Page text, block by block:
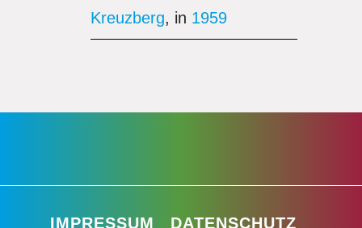
Kreuzberg, in 1959
IMPRESSUM DATENSCHUTZ